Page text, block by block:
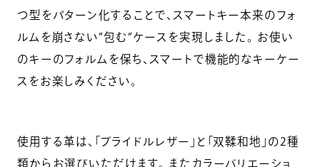
つ型をパターン化することで、スマートキー本来のフォ
ルムを崩さない”包む”ケースを実現しました。 お使い
のキーのフォルムを保ち、スマートで機能的なキーケー
スをお楽しみください。
使用する革は、「ブライドルレザー」と「双鞣和地」の2種
類からお選びいただけます。 またカラーバリエーショ